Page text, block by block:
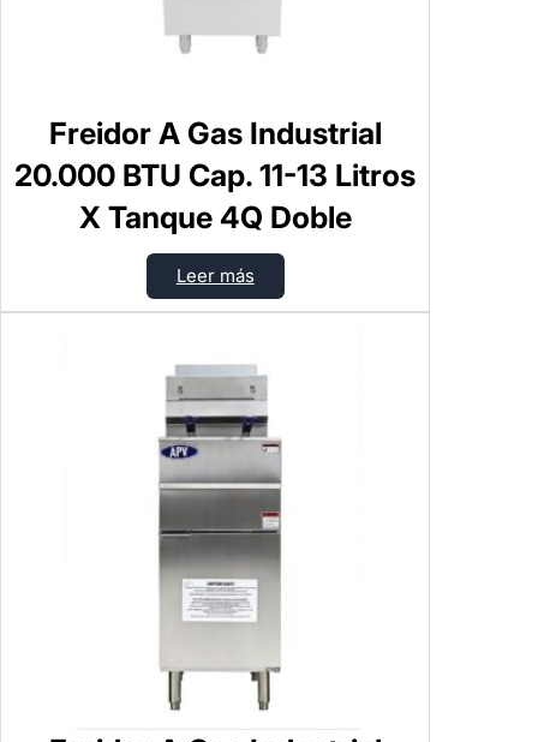
Freidor A Gas Industrial
20.000 BTU Cap. 11-13 Litros
X Tanque 4Q Doble
Leer más